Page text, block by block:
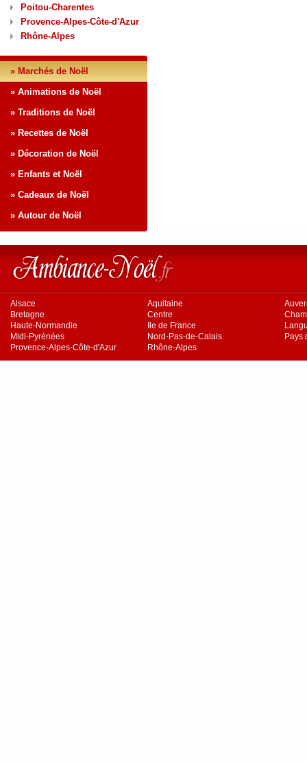
Poitou-Charentes
Provence-Alpes-Côte-d'Azur
Rhône-Alpes
» Marchés de Noël
» Animations de Noël
» Traditions de Noël
» Recettes de Noël
» Décoration de Noël
» Enfants et Noël
» Cadeaux de Noël
» Autour de Noël
Alsace Aquitaine
Bretagne
Centre
Haute-Normandie
Ile de France
Midi-Pyrénées
Nord-Pas-de-Calais
Pays
Provence-Alpes-Côte-d'Azur
Rhône-Alpes